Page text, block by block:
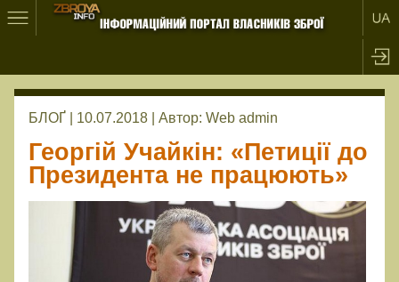
БЛОҐ | 10.07.2018 | Автор: Web admin
Георгій Учайкін: «Петиції до
Президента не працюють»